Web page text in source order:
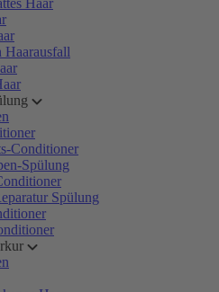
Haar
Haarausfall
Conditioner
Spülung
Spülung